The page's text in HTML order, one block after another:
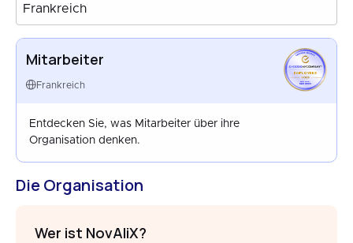
Frankreich
Mitarbeiter
Frankreich
EMPLOYEES
FRANCE
SEP 2023
Entdecken Sie, was Mitarbeiter über ihre
Organisation denken.
Die Organisation
Wer ist NovAliX?